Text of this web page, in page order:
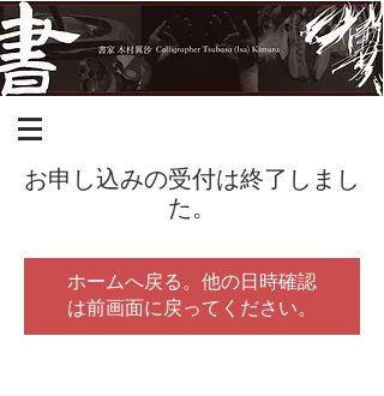
お申し込みの受付は終了しまし
た。
ホームへ戻る。他の日時確認
は前画面に戻ってください。